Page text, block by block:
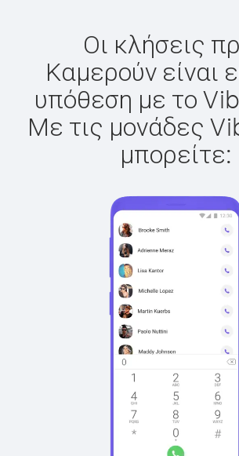
Οι κλήσεις
Καμερούν είναι
υπόθεση με το
Με τις μονάδες
μπορείτε: